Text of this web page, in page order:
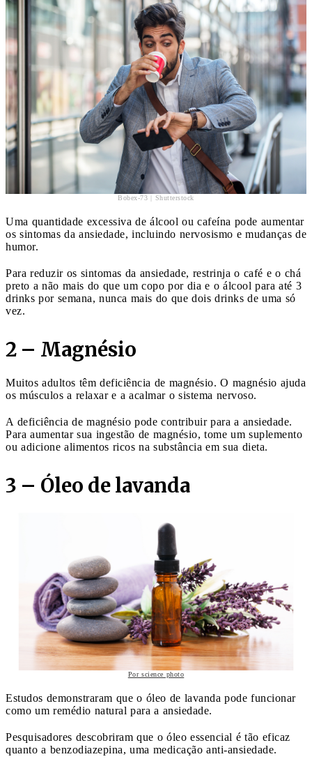
Bobex-73 | Shutterstock
Uma quantidade excessiva de álcool ou cafeína pode aumentar
os sintomas da ansiedade, incluindo nervosismo e mudanças de
humor.
Para reduzir os sintomas da ansiedade, restrinja o café e o chá
preto a não mais do que um copo por dia e o álcool para até 3
drinks por semana, nunca mais do que dois drinks de uma só
vez.
2 – Magnésio
Muitos adultos têm deficiência de magnésio. O magnésio ajuda
os músculos a relaxar e a acalmar o sistema nervoso.
A deficiência de magnésio pode contribuir para a ansiedade.
Para aumentar sua ingestão de magnésio, tome um suplemento
ou adicione alimentos ricos na substância em sua dieta.
3 – Óleo de lavanda
Por science photo
Estudos demonstraram que o óleo de lavanda pode funcionar
como um remédio natural para a ansiedade.
Pesquisadores descobriram que o óleo essencial é tão eficaz
quanto a benzodiazepina, uma medicação anti-ansiedade.